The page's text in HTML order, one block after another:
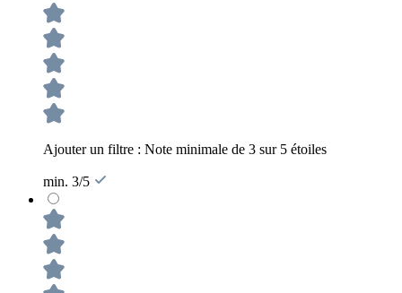
Ajouter un filtre : Note minimale de 3 sur 5 étoiles
min. 3/5